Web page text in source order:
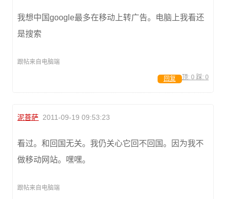
我想中国google最多在移动上转广告。电脑上我看还
是搜索
跟帖来自电脑端
顶: 0 踩: 0
回复
泥菩萨 2011-09-19 09:53:23
看过。和回国无关。我仍关心它回不回国。因为我不
做移动网站。嘿嘿。
跟帖来自电脑端